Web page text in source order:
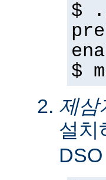
$
$
제삼
설치
DSO